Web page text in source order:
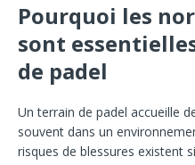
Pourquoi les
sont
de padel
Un terrain de padel accueille
souvent dans un
risques de blessures existent